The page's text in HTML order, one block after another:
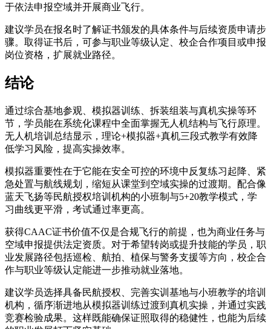
于依法申报空域并开展商业飞行。
建议学员在报名时了解证书颁发的具体条件与后续资质申请步
骤。取得证书后，可参与职业等级认定、校企合作项目或申报
岗位资格，扩展就业路径。
结论
通过综合基地参观、模拟器训练、拆装组装与真机实操等环
节，学员能在系统化课程中全面掌握无人机结构与飞行原理。
无人机培训总结显示，理论+模拟器+真机三段式教学有效降
低学习风险，提高实操效率。
模拟器重要性在于它能在安全可控的环境中反复练习起降、紧
急处置与航线规划，缩短从课堂到空域实操的过渡期。配合像
蓝天飞扬等民航授权培训机构的小班制与5+20教学模式，学
习曲线更平滑，考试通过率更高。
获得CAAC证书价值不仅是合规飞行的前提，也为商业任务与
空域申报提供法定资质。对于希望转岗或提升技能的学员，职
业发展路径包括巡检、航拍、植保与警务支援等方向，校企合
作与职业等级认定能进一步推动就业落地。
建议学员选择具备民航授权、完善实训基地与小班教学的培训
机构，循序渐进地从模拟器训练过渡到真机实操，并通过实践
竞赛检验成果。这样既能确保证照取得的稳健性，也能为后续